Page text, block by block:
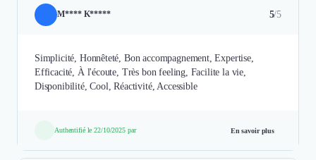
M**** K***** 5/5
Simplicité, Honnêteté, Bon accompagnement, Expertise,
Efficacité, À l'écoute, Très bon feeling, Facilite la vie,
Disponibilité, Cool, Réactivité, Accessible
Authentifié le 22/10/2025 par En savoir plus